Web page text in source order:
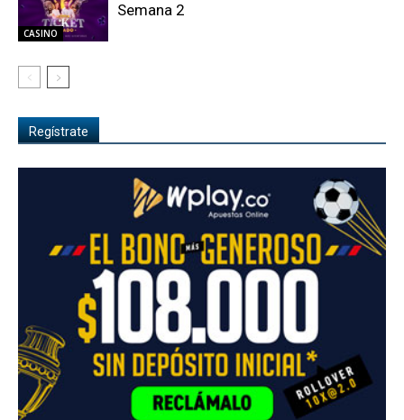
CASINO
Semana 2
Regístrate